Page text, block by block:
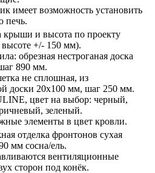
имеет возможность установить
печь.
крыши и высота по проекту
+/- 150 мм).
обрезная нестроганая доска
890 мм.
не сплошная, из
доски 20х100 мм, шаг 250 мм.
цвет на выбор: черный,
зеленый.
элементы в цвет кровли.
отделка фронтонов сухая
мм сосна/ель.
вентиляционные
сторон под конёк.